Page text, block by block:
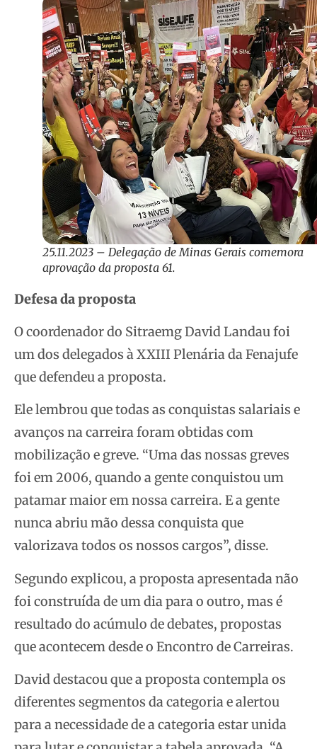
25.11.2023 – Delegação de Minas Gerais comemora
aprovação da proposta 61.
Defesa da proposta
O coordenador do Sitraemg David Landau foi
um dos delegados à XXIII Plenária da Fenajufe
que defendeu a proposta.
Ele lembrou que todas as conquistas salariais e
avanços na carreira foram obtidas com
mobilização e greve. “Uma das nossas greves
foi em 2006, quando a gente conquistou um
patamar maior em nossa carreira. E a gente
nunca abriu mão dessa conquista que
valorizava todos os nossos cargos”, disse.
Segundo explicou, a proposta apresentada não
foi construída de um dia para o outro, mas é
resultado do acúmulo de debates, propostas
que acontecem desde o Encontro de Carreiras.
David destacou que a proposta contempla os
diferentes segmentos da categoria e alertou
para a necessidade de a categoria estar unida